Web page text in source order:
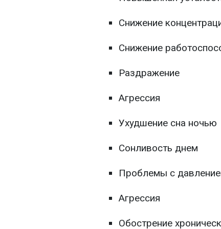
Снижение
Снижение
Раздражение
Агрессия
Ухудшение сна ночью
Сонливость днем
Проблемы с
Агрессия
Обострение